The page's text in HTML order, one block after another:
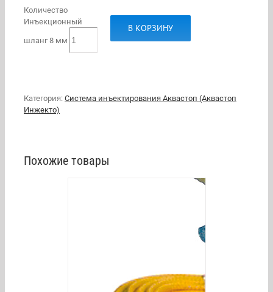
Количество
Инъекционный
шланг 8 мм
В КОРЗИНУ
Категория: Система инъектирования Аквастоп (Аквастоп
Инжекто)
Похожие товары